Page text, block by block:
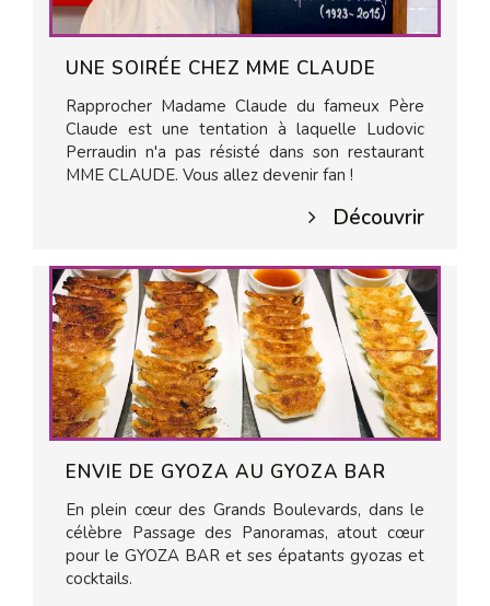
UNE SOIRÉE CHEZ MME CLAUDE
Rapprocher Madame Claude du fameux Père
Claude est une tentation à laquelle Ludovic
Perraudin n'a pas résisté dans son restaurant
MME CLAUDE. Vous allez devenir fan !
Découvrir
ENVIE DE GYOZA AU GYOZA BAR
En plein cœur des Grands Boulevards, dans le
célèbre Passage des Panoramas, atout cœur
pour le GYOZA BAR et ses épatants gyozas et
cocktails.